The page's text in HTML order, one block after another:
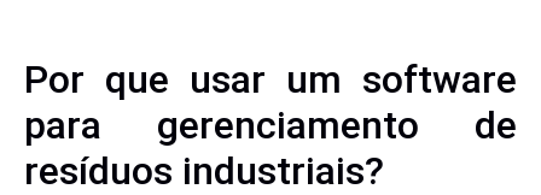
Por que usar um software
para gerenciamento de
resíduos industriais?